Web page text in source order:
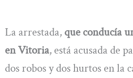
La arrestada, que conducía
en Vitoria, está acusada de
dos robos y dos hurtos en la